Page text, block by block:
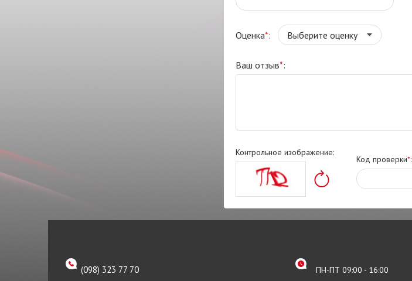
Оценка*:
Ваш отзыв*:
Контрольное изображение:
Код проверки*:
(098) 323 77 70
ПН-ПТ 09:00 - 16:00